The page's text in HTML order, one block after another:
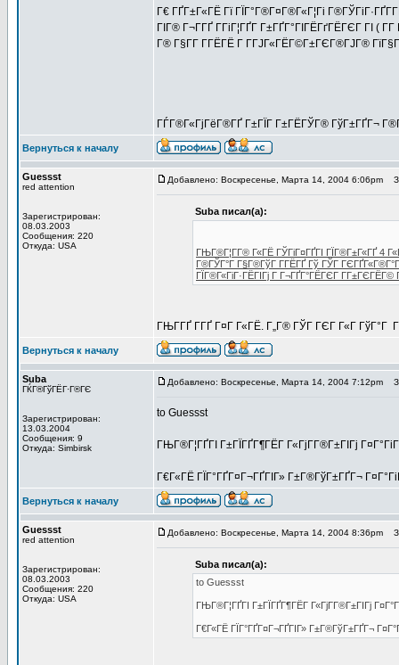
Г€ ГҐГ±Г«ГЁ Гї ГЇГ°Г®Г¤Г®Г«Г¦Гі
ГІГ® Г¬Г­ГҐ Г­ГіГ¦ГҐГ­ Г±ГҐГ°ГІГЁГґГЁГЄГ ГІ (
Г® Г§Г­Г Г­ГЁГЁ Г Г­ГЈГ«ГЁГ©Г±ГЄГ®ГЈГ®
ГЃГ®Г«ГјГёГ®ГҐ Г±ГЇГ Г±ГЁГЎГ® ГўГ±ГҐГ¬
Вернуться к началу
Guessst
red attention
Зарегистрирован:
08.03.2003
Сообщения: 220
Откуда: USA
Добавлено: Воскресенье, Марта 14, 2004 6:06pm
Suba писал(а):
ГЊГ®Г¦Г­Г® Г«ГЁ ГЎГіГ¤ГҐГІ ГЇГ®Г±Г«ГҐ 4
Г®ГЎГ°Г Г§Г®ГўГ Г­ГЁГҐ Гў ГЎГ
ГЇГ®Г«ГіГ·ГЁГІГј Г Г¬ГҐГ°ГЁГЄГ
ГЊГ­ГҐ Г­ГҐ Г¤Г Г«ГЁ. Г„Г® ГЎГ ГЄГ Г«Г ГўГ°Г
Вернуться к началу
Suba
ГЌГ®ГўГЁГ·Г®ГЄ
Зарегистрирован:
13.03.2004
Сообщения: 9
Откуда: Simbirsk
Добавлено: Воскресенье, Марта 14, 2004 7:12pm
to Guessst
ГЊГ®Г¦ГҐГІ Г±ГЇГҐГ¶ГЁГ Г«ГјГ­Г®Г±ГІГј
Г€Г«ГЁ ГЇГ°ГҐГ¤Г¬ГҐГІГ» Г±Г®ГўГ±ГҐГ¬
Вернуться к началу
Guessst
red attention
Зарегистрирован:
08.03.2003
Сообщения: 220
Откуда: USA
Добавлено: Воскресенье, Марта 14, 2004 8:36pm
Suba писал(а):
to Guessst
ГЊГ®Г¦ГҐГІ Г±ГЇГҐГ¶ГЁГ Г«ГјГ­Г®Г±ГІГј
Г€Г«ГЁ ГЇГ°ГҐГ¤Г¬ГҐГІГ» Г±Г®ГўГ±ГҐГ¬